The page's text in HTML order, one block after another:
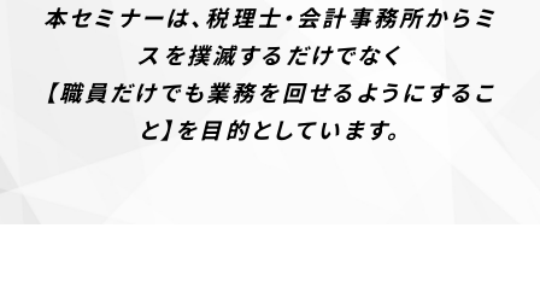
本セミナーは、税理士・会計事務所からミ
スを撲滅するだけでなく
【職員だけでも業務を回せるようにするこ
と】を目的としています。